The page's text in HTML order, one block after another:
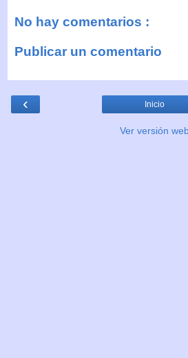
No hay comentarios :
Publicar un comentario
‹ Inicio
Ver versión